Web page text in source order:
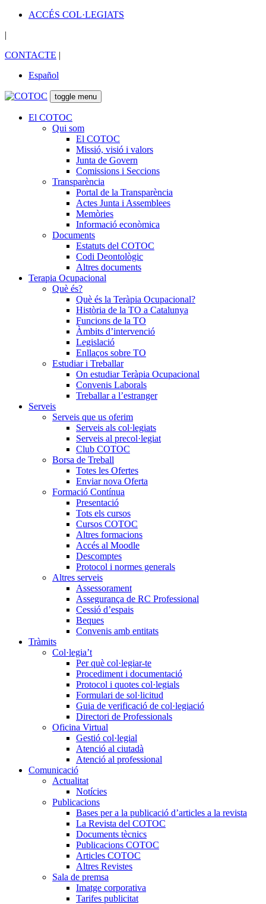
ACCÉS COL·LEGIATS
|
CONTACTE |
Español
toggle menu
El COTOC
Qui som
El COTOC
Missió, visió i valors
Junta de Govern
Comissions i Seccions
Transparència
Portal de la Transparència
Actes Junta i Assemblees
Memòries
Informació econòmica
Documents
Estatuts del COTOC
Codi Deontològic
Altres documents
Terapia Ocupacional
Què és?
Què és la Teràpia Ocupacional?
Història de la TO a Catalunya
Funcions de la TO
Àmbits d’intervenció
Legislació
Enllaços sobre TO
Estudiar i Treballar
On estudiar Teràpia Ocupacional
Convenis Laborals
Treballar a l’estranger
Serveis
Serveis que us oferim
Serveis als col·legiats
Serveis al precol·legiat
Club COTOC
Borsa de Treball
Totes les Ofertes
Enviar nova Oferta
Formació Contínua
Presentació
Tots els cursos
Cursos COTOC
Altres formacions
Accés al Moodle
Descomptes
Protocol i normes generals
Altres serveis
Assessorament
Assegurança de RC Professional
Cessió d’espais
Beques
Convenis amb entitats
Tràmits
Col·legia’t
Per què col·legiar-te
Procediment i documentació
Protocol i quotes col·legials
Formulari de sol·licitud
Guia de verificació de col·legiació
Directori de Professionals
Oficina Virtual
Gestió col·legial
Atenció al ciutadà
Atenció al professional
Comunicació
Actualitat
Notícies
Publicacions
Bases per a la publicació d’articles a la revista
La Revista del COTOC
Documents tècnics
Publicacions COTOC
Articles COTOC
Altres Revistes
Sala de premsa
Imatge corporativa
Tarifes publicitat